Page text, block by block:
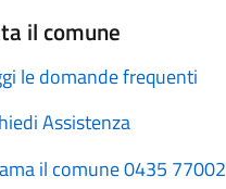
il comune
le domande frequenti
Assistenza
il comune 0435 77002